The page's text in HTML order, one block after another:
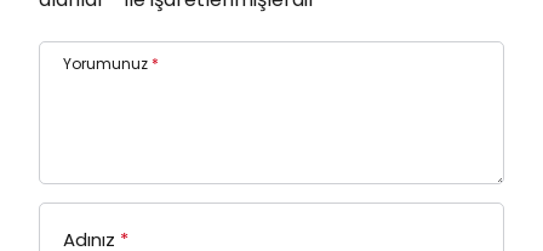
Yorumunuz *
Adınız *